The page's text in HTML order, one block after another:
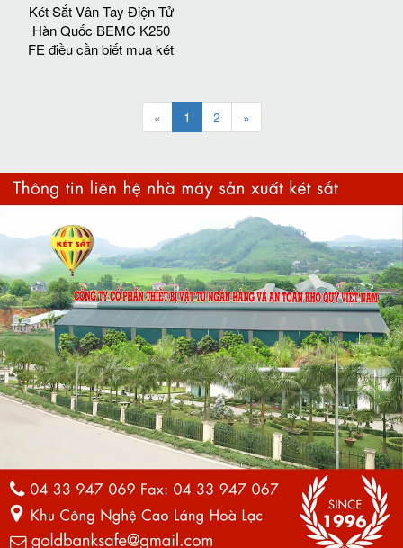
Két Sắt Vân Tay Điện Tử
Hàn Quốc BEMC K250
FE điều cần biết mua két
« 1 2 »